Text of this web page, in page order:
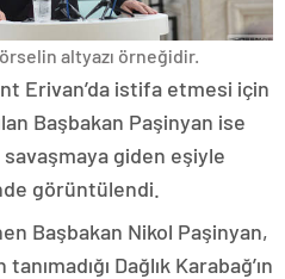
altyazı örneğidir.
Erivan’da istifa etmesi için
Başbakan Paşinyan ise
giden eşiyle
görüntülendi.
Başbakan Nikol Paşinyan,
Dağlık Karabağ’ın